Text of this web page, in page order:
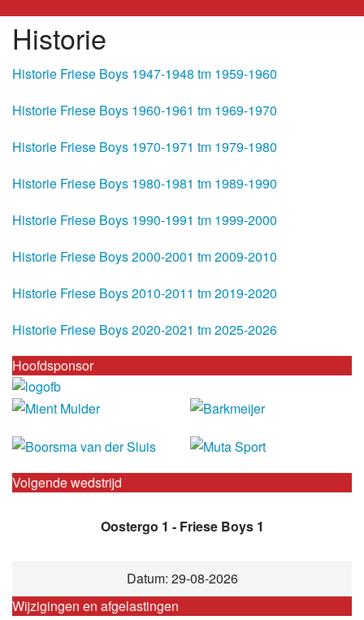
Historie
Historie Friese Boys 1947-1948 tm 1959-1960
Historie Friese Boys 1960-1961 tm 1969-1970
Historie Friese Boys 1970-1971 tm 1979-1980
Historie Friese Boys 1980-1981 tm 1989-1990
Historie Friese Boys 1990-1991 tm 1999-2000
Historie Friese Boys 2000-2001 tm 2009-2010
Historie Friese Boys 2010-2011 tm 2019-2020
Historie Friese Boys 2020-2021 tm 2025-2026
Hoofdsponsor
Volgende wedstrijd
Oostergo 1 - Friese Boys 1
Datum: 29-08-2026
Wijzigingen en afgelastingen